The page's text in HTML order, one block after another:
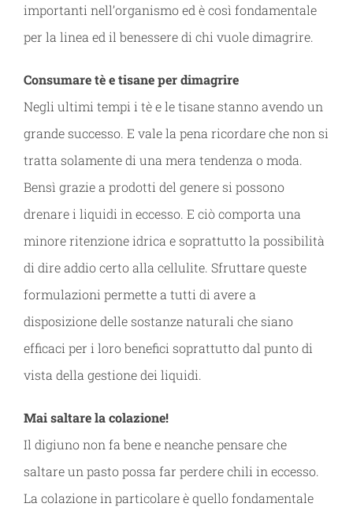
importanti nell’organismo ed è così fondamentale
per la linea ed il benessere di chi vuole dimagrire.
Consumare tè e tisane per dimagrire
Negli ultimi tempi i tè e le tisane stanno avendo un
grande successo. E vale la pena ricordare che non si
tratta solamente di una mera tendenza o moda.
Bensì grazie a prodotti del genere si possono
drenare i liquidi in eccesso. E ciò comporta una
minore ritenzione idrica e soprattutto la possibilità
di dire addio certo alla cellulite. Sfruttare queste
formulazioni permette a tutti di avere a
disposizione delle sostanze naturali che siano
efficaci per i loro benefici soprattutto dal punto di
vista della gestione dei liquidi.
Mai saltare la colazione!
Il digiuno non fa bene e neanche pensare che
saltare un pasto possa far perdere chili in eccesso.
La colazione in particolare è quello fondamentale